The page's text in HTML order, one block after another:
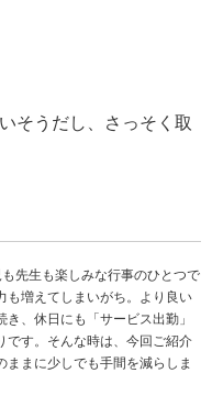
そうだし、さっそく取
先生も楽しみな行事のひとつで
も増えてしまいがち。より良い
、休日にも「サービス出勤」
す。そんな時は、今回ご紹介
ままに少しでも手間を減らしま